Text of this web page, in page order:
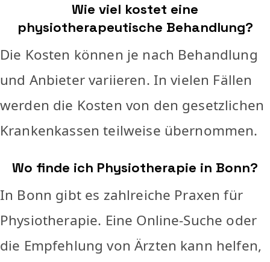
Wie viel kostet eine
physiotherapeutische Behandlung?
Die Kosten können je nach Behandlung
und Anbieter variieren. In vielen Fällen
werden die Kosten von den gesetzlichen
Krankenkassen teilweise übernommen.
Wo finde ich Physiotherapie in Bonn?
In Bonn gibt es zahlreiche Praxen für
Physiotherapie. Eine Online-Suche oder
die Empfehlung von Ärzten kann helfen,